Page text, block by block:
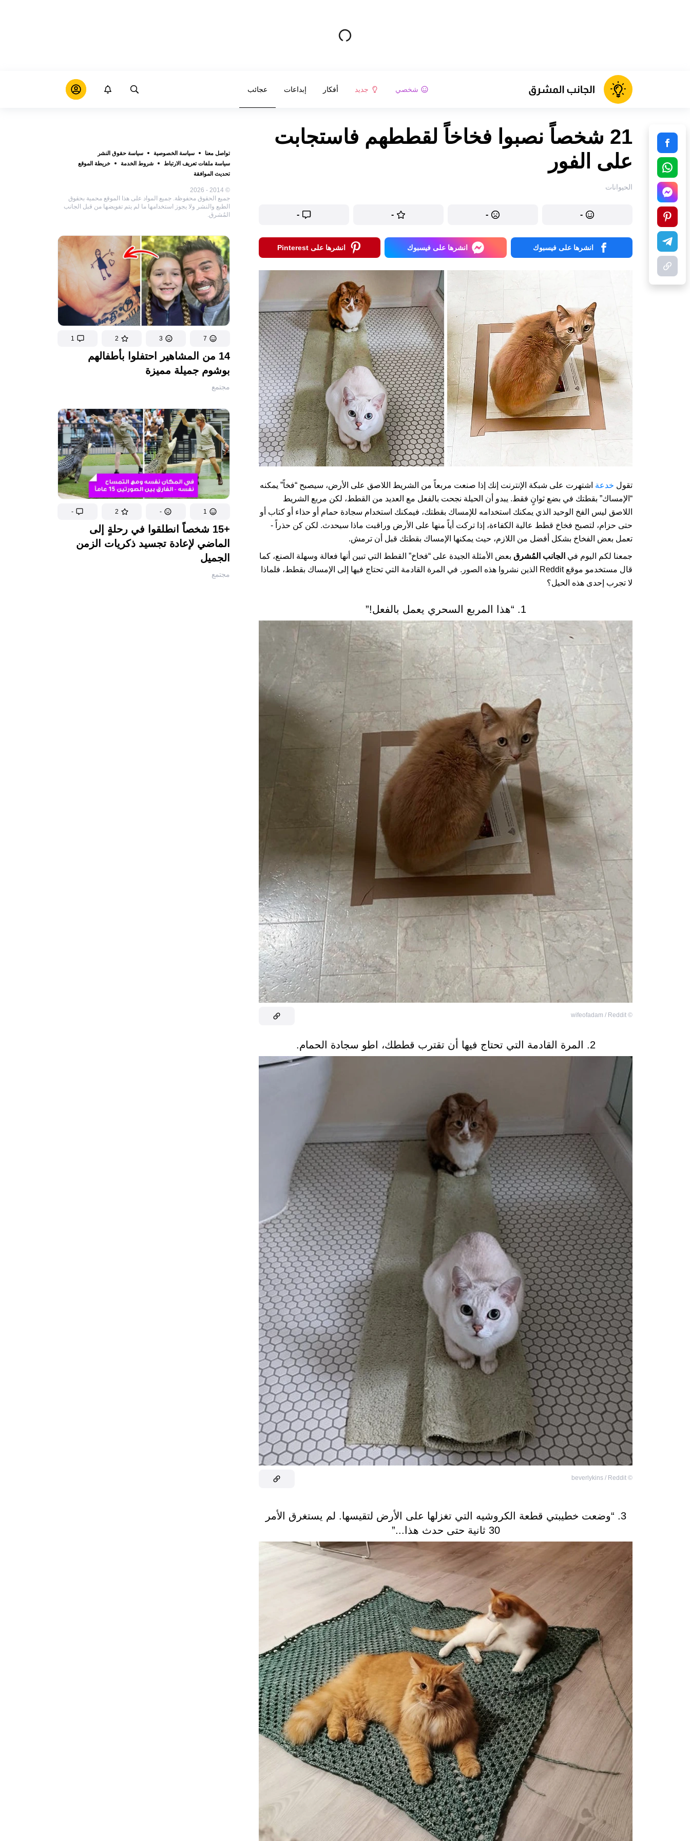
شخصي جديد أفكار إبداعات عجائب
تواصل معنا سياسة الخصوصية
سياسة حقوق النشر
سياسة ملفات تعريف الارتباط
شروط الخدمة
خريطة الموقع
تحديث الموافقة
© 2014 - 2026
جميع الحقوق محفوظة. جميع المواد على هذا الموقع محمية بحقوق
الطبع والنشر ولا يجوز استخدامها ما لم يتم تفويضها من قبل الجانب
المُشرق.
7
3
2
1
14 من المشاهير احتفلوا بأطفالهم
بوشوم جميلة مميزة
مجتمع
1
-
2
-
+15 شخصاً انطلقوا في رحلةٍ إلى
الماضي لإعادة تجسيد ذكريات الزمن
الجميل
مجتمع
21 شخصاً نصبوا فخاخاً لقططهم فاستجابت
على الفور
الحيوانات
-
-
-
-
انشرها على فيسبوك انشرها على فيسبوك انشرها على Pinterest
تقول خدعة اشتهرت على شبكة الإنترنت إنك إذا صنعت مربعاً من الشريط اللاصق على الأرض، سيصبح “فخاً” يمكنه
“الإمساك” بقطتك في بضع ثوانٍ فقط. يبدو أن الحيلة نجحت بالفعل مع العديد من القطط، لكن مربع الشريط
اللاصق ليس الفخ الوحيد الذي يمكنك استخدامه للإمساك بقطتك، فيمكنك استخدام سجادة حمام أو حذاء أو كتاب أو
حتى حزام، لتصبح فخاخ قطط عالية الكفاءة، إذا تركت أياً منها على الأرض وراقبت ماذا سيحدث. لكن كن حذراً -
تعمل بعض الفخاخ بشكل أفضل من اللازم، حيث يمكنها الإمساك بقطتك قبل أن ترمش.
جمعنا لكم اليوم في الجانب المُشرق بعض الأمثلة الجيدة على “فخاخ” القطط التي تبين أنها فعالة وسهلة الصنع، كما
قال مستخدمو موقع Reddit الذين نشروا هذه الصور. في المرة القادمة التي تحتاج فيها إلى الإمساك بقطط، فلماذا
لا تجرب إحدى هذه الحيل؟
1. “هذا المربع السحري يعمل بالفعل!”
©
wifeofadam / Reddit
2. المرة القادمة التي تحتاج فيها أن تقترب قططك، اطو سجادة الحمام.
©
beverlykins / Reddit
3. “وضعت خطيبتي قطعة الكروشيه التي تغزلها على الأرض لتقيسها. لم يستغرق الأمر
30 ثانية حتى حدث هذا...”